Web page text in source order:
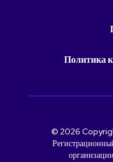
Политика
© 2026